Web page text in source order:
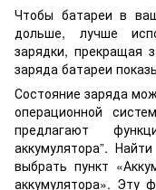
Чтобы батареи в
дольше, лучше
зарядки, прекращая
заряда батареи
Состояние заряда
операционной
предлагают
аккумулятора”.
выбрать пункт
аккумулятора». Эту